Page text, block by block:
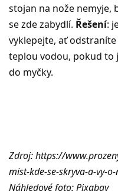
stojan na nože nemyje,
se zde zabydlí. Řešení:
vyklepejte, ať
teplou vodou, pokud to
do myčky.
Zdroj: https://
mist-kde-se-skryva-a-vy-
Náhledové foto: Pixabay